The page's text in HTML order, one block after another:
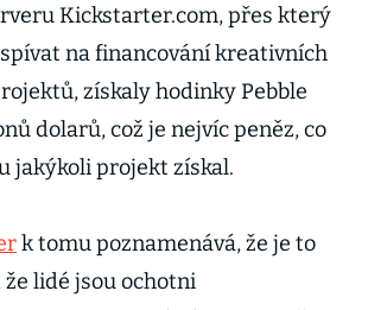
Kickstarter.com, přes který
na financování kreativních
získaly hodinky Pebble
dolarů, což je nejvíc peněz, co
jakýkoli projekt získal.
k tomu poznamenává, že je to
lidé jsou ochotni